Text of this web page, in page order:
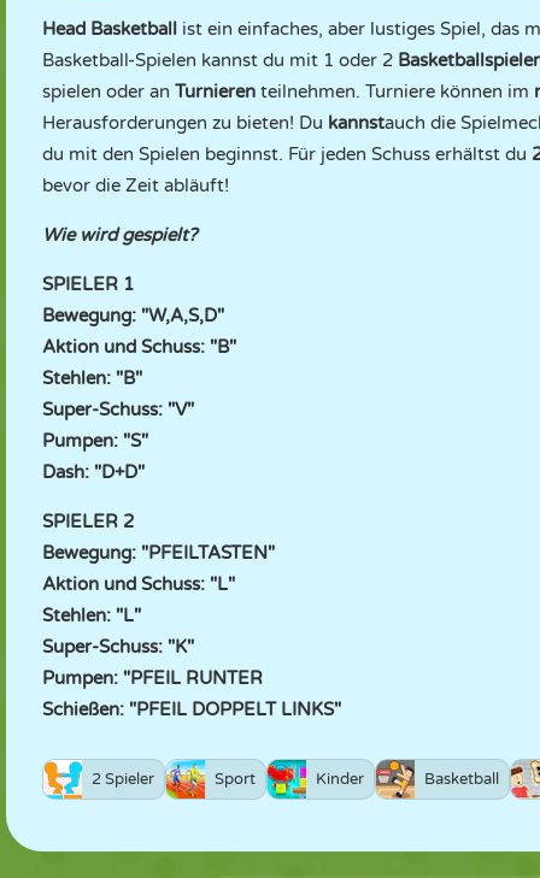
Head Basketball ist ein einfaches, aber lustiges Spiel, das
Basketball-Spielen kannst du mit 1 oder 2
spielen oder an Turnieren teilnehmen. Turniere können im
Herausforderungen zu bieten! Du kannstauch die
du mit den Spielen beginnst. Für jeden Schuss erhältst du
bevor die Zeit abläuft!
Wie wird gespielt?
SPIELER 1
Bewegung: "W,A,S,D"
Aktion und Schuss: "B"
Stehlen: "B"
Super-Schuss: "V"
Pumpen: "S"
Dash: "D+D"
SPIELER 2
Bewegung: "PFEILTASTEN"
Aktion und Schuss: "L"
Stehlen: "L"
Super-Schuss: "K"
Pumpen: "PFEIL RUNTER
Schießen: "PFEIL DOPPELT LINKS"
2 Spieler Sport Kinder Basketball